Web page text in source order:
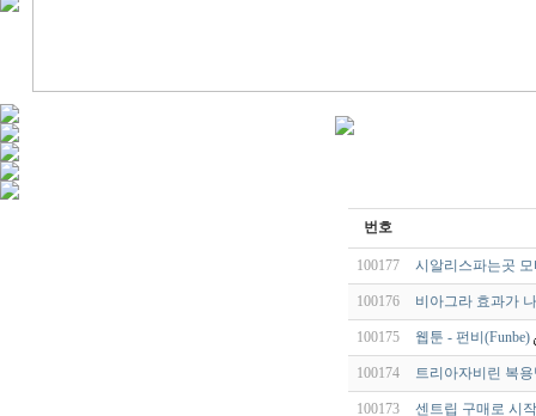
번호
100177 시알리스파는곳
100176 비아그라 효과가
100175 웹툰 - 펀비(Funbe)
100174 트리아자비린 복
100173 센트립 구매로 시